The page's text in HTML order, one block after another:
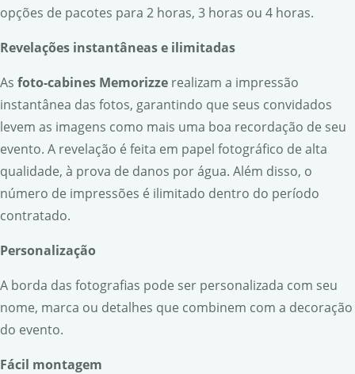
opções de pacotes para 2 horas, 3 horas ou 4 horas.
Revelações instantâneas e ilimitadas
As foto-cabines Memorizze realizam a impressão
instantânea das fotos, garantindo que seus convidados
levem as imagens como mais uma boa recordação de seu
evento. A revelação é feita em papel fotográfico de alta
qualidade, à prova de danos por água. Além disso, o
número de impressões é ilimitado dentro do período
contratado.
Personalização
A borda das fotografias pode ser personalizada com seu
nome, marca ou detalhes que combinem com a decoração
do evento.
Fácil montagem